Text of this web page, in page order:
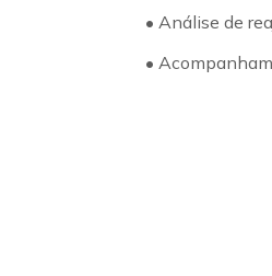
• Análise de
•